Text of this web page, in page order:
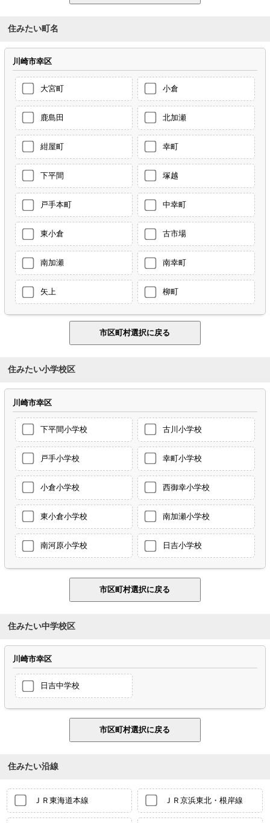
住みたい町名
川崎市幸区
大宮町 小倉
鹿島田 北加瀬
紺屋町 幸町
下平間 塚越
戸手本町 中幸町
東小倉 古市場
南加瀬 南幸町
矢上 柳町
住みたい小学校区
川崎市幸区
下平間小学校 古川小学校
戸手小学校 幸町小学校
小倉小学校 西御幸小学校
東小倉小学校 南加瀬小学校
南河原小学校 日吉小学校
住みたい中学校区
川崎市幸区
日吉中学校
住みたい沿線
ＪＲ東海道本線 ＪＲ京浜東北・根岸線